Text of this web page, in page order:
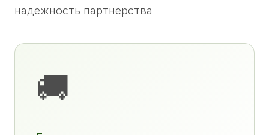
надежность партнерства
🚚